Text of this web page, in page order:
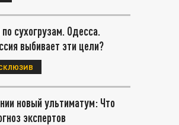
сухогрузам. Одесса.
выбивает эти цели?
новый ультиматум: Что
экспертов